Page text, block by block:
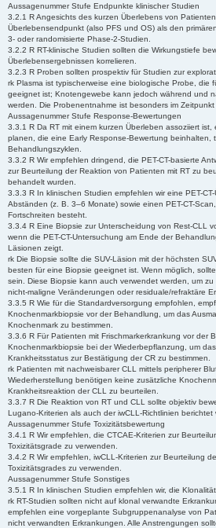
Aussagenummer Stufe Endpunkte klinischer Studien
3.2.1 R Angesichts des kurzen Überlebens von
Überlebensendpunkt (also PFS und OS) als den
3- oder randomisierte Phase-2-Studien.
3.2.2 R RT-klinische Studien sollten die Wirkungstiefe
Überlebensergebnissen korrelieren.
3.2.3 R Proben sollten prospektiv für Studien zur
rk Plasma ist typischerweise eine biologische Probe, die
geeignet ist; Knotengewebe kann jedoch während und
werden. Die Probenentnahme ist besonders im Zeitpunkt
Aussagenummer Stufe Response-Bewertungen
3.3.1 R Da RT mit einem kurzen Überleben assoziiert ist,
planen, die eine Early Response-Bewertung beinhalten,
Behandlungszyklen.
3.3.2 R Wir empfehlen dringend, die PET-CT-basierte
zur Beurteilung der Reaktion von Patienten mit RT zu
behandelt wurden.
3.3.3 R In klinischen Studien empfehlen wir eine PET-
Abständen (z. B. 3–6 Monate) sowie einen PET-CT-
Fortschreiten besteht.
3.3.4 R Eine Biopsie zur Unterscheidung von Rest-CLL
wenn die PET-CT-Untersuchung am Ende der
Läsionen zeigt.
rk Die Biopsie sollte die SUV-Läsion mit der höchsten
besten für eine Biopsie geeignet ist. Wenn möglich,
sein. Diese Biopsie kann auch verwendet werden, um
nicht-maligne Veränderungen oder residuale/refraktäre
3.3.5 R Wie für die Standardversorgung empfohlen,
Knochenmarkbiopsie vor der Behandlung, um das
Knochenmark zu bestimmen.
3.3.6 R Für Patienten mit Frischmarkerkrankung vor der
Knochenmarkbiopsie bei der Wiederbepflanzung, um
Krankheitsstatus zur Bestätigung der CR zu bestimmen.
rk Patienten mit nachweisbarer CLL mittels peripherer
Wiederherstellung benötigen keine zusätzliche
Krankheitsreaktion der CLL zu beurteilen.
3.3.7 R Die Reaktion von RT und CLL sollte objektiv
Lugano-Kriterien als auch der iwCLL-Richtlinien berichtet
Aussagenummer Stufe Toxizitätsbewertung
3.4.1 R Wir empfehlen, die CTCAE-Kriterien zur
Toxizitätsgrade zu verwenden.
3.4.2 R Wir empfehlen, iwCLL-Kriterien zur Beurteilung
Toxizitätsgrades zu verwenden.
Aussagenummer Stufe Sonstiges
3.5.1 R In klinischen Studien empfehlen wir, die Klonalität
rk RT-Studien sollten nicht auf klonal verwandte
empfehlen eine vorgeplante Subgruppenanalyse von
nicht verwandten Erkrankungen. Alle Anstrengungen